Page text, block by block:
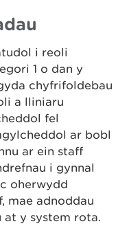
i reoli
1 o dan y
chyfrifoldebau
a lliniaru
fel
ar bobl
ar ein staff
i gynnal
oherwydd
mae adnoddau
at y system rota.